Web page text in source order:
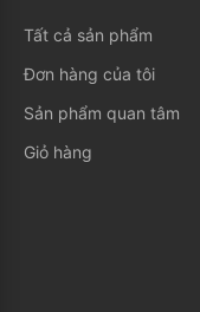
Tất cả sản phẩm
Đơn hàng của tôi
Sản phẩm quan tâm
Giỏ hàng